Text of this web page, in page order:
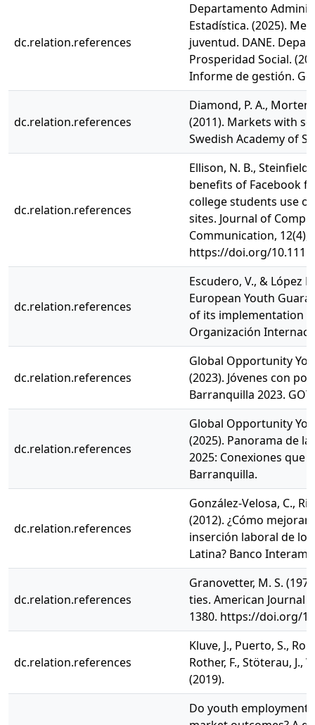
dc.relation.references
Departamento
Estadística. (2025).
juventud. DANE.
Prosperidad Social.
Informe de gestión.
dc.relation.references
Diamond, P. A.,
(2011). Markets with
Swedish Academy of
dc.relation.references
Ellison, N. B., Steinfield,
benefits of Facebook
college students use
sites. Journal of
Communication, 12(4),
https://doi.org/
dc.relation.references
Escudero, V., & López
European Youth
of its implementation
Organización
dc.relation.references
Global Opportunity
(2023). Jóvenes con
Barranquilla 2023.
dc.relation.references
Global Opportunity
(2025). Panorama de
2025: Conexiones que
Barranquilla.
dc.relation.references
González-Velosa, C.,
(2012). ¿Cómo
inserción laboral de
Latina? Banco
dc.relation.references
Granovetter, M. S.
ties. American Journal
1380. https://doi.org/
dc.relation.references
Kluve, J., Puerto, S.,
Rother, F., Stöterau, J.,
(2019).
Do youth employment